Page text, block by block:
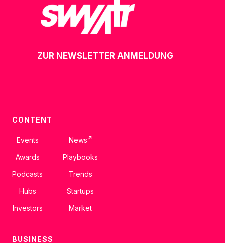
ZUR NEWSLETTER ANMELDUNG
CONTENT
Events
Awards
Podcasts
Hubs
Investors
News ↗
Playbooks
Trends
Startups
Market
BUSINESS